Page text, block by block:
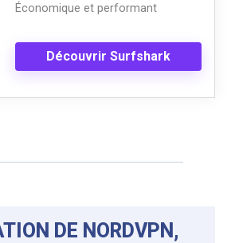
Économique et performant
Découvrir Surfshark
DE NORDVPN,